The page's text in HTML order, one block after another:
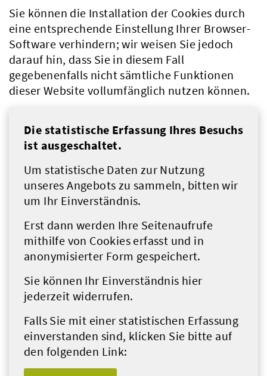
Sie können die Installation der Cookies durch
eine entsprechende Einstellung Ihrer Browser-
Software verhindern; wir weisen Sie jedoch
darauf hin, dass Sie in diesem Fall
gegebenenfalls nicht sämtliche Funktionen
dieser Website vollumfänglich nutzen können.
Die statistische Erfassung Ihres Besuchs
ist ausgeschaltet.
Um statistische Daten zur Nutzung
unseres Angebots zu sammeln, bitten wir
um Ihr Einverständnis.
Erst dann werden Ihre Seitenaufrufe
mithilfe von Cookies erfasst und in
anonymisierter Form gespeichert.
Sie können Ihr Einverständnis hier
jederzeit widerrufen.
Falls Sie mit einer statistischen Erfassung
einverstanden sind, klicken Sie bitte auf
den folgenden Link: